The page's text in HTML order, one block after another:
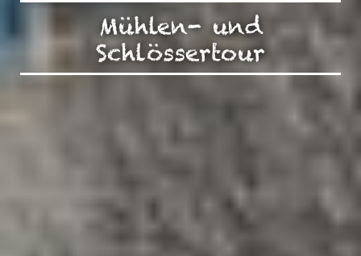
Mühlen- und
Schlössertour